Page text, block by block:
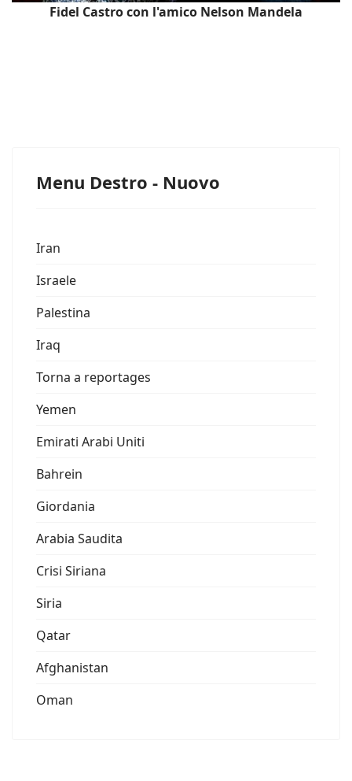
Fidel Castro con l'amico Nelson Mandela
Menu Destro - Nuovo
Iran
Israele
Palestina
Iraq
Torna a reportages
Yemen
Emirati Arabi Uniti
Bahrein
Giordania
Arabia Saudita
Crisi Siriana
Siria
Qatar
Afghanistan
Oman